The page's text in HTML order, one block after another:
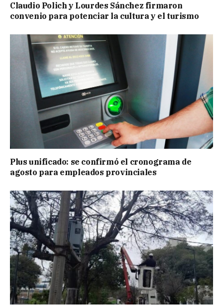
Claudio Polich y Lourdes Sánchez firmaron
convenio para potenciar la cultura y el turismo
Plus unificado: se confirmó el cronograma de
agosto para empleados provinciales